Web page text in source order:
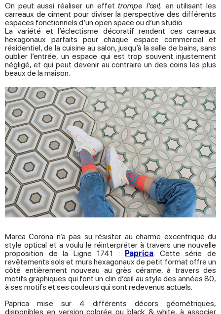
On peut aussi réaliser un effettrompe l’œil, en utilisant les
carreaux de ciment pour diviser la perspective des différents
espaces fonctionnels d’un open space ou d’un studio.
La variété et l’éclectisme décoratif rendent ces carreaux
hexagonaux parfaits pour chaque espace commercial et
résidentiel, de la cuisine au salon, jusqu’à la salle de bains, sans
oublier l’entrée, un espace qui est trop souvent injustement
négligé, et qui peut devenir au contraire un des coins les plus
beaux de la maison.
Marca Corona n’a pas su résister au charme excentrique du
style optical et a voulu le réinterpréter à travers une nouvelle
proposition de la Ligne 1741 :
Paprica. Cette série de
revêtements sols et murs hexagonaux de petit format offre un
côté entièrement nouveau au grès cérame, à travers des
motifs graphiques qui font un clin d’œil au style des années 80,
à ses motifs et ses couleurs qui sont redevenus actuels.
Paprica mise sur 4 différents décors géométriques,
disponibles en version colorée ou black & white, à associer